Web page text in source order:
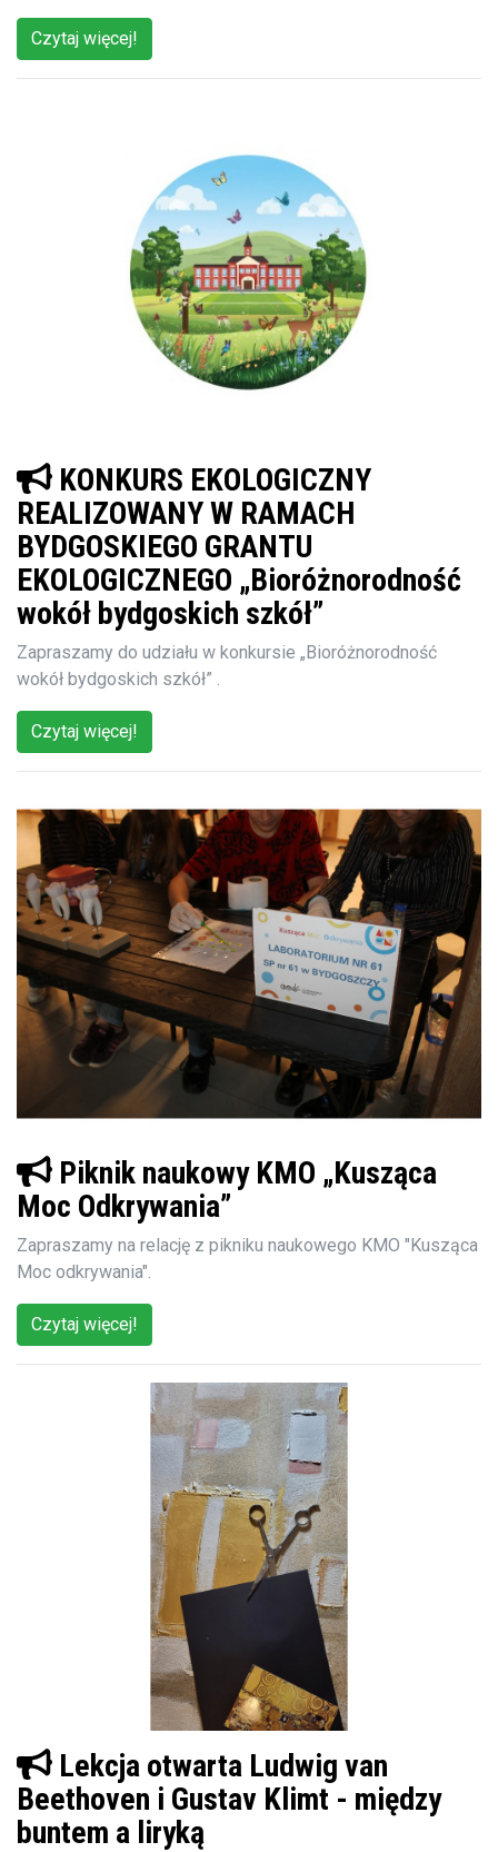
Czytaj więcej!
KONKURS EKOLOGICZNY
REALIZOWANY W RAMACH
BYDGOSKIEGO GRANTU
EKOLOGICZNEGO „Bioróżnorodność
wokół bydgoskich szkół”
Zapraszamy do udziału w konkursie „Bioróżnorodność
wokół bydgoskich szkół” .
Czytaj więcej!
Piknik naukowy KMO „Kusząca
Moc Odkrywania”
Zapraszamy na relację z pikniku naukowego KMO "Kusząca
Moc odkrywania".
Czytaj więcej!
Lekcja otwarta Ludwig van
Beethoven i Gustav Klimt - między
buntem a liryką